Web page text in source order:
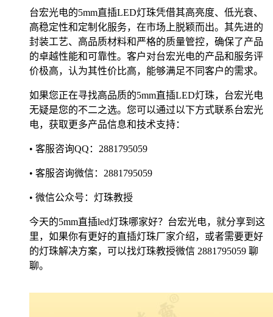
台宏光电的5mm直插LED灯珠凭借其高亮度、低光衰、
高稳定性和定制化服务，在市场上脱颖而出。其先进的
封装工艺、高品质材料和严格的质量管控，确保了产品
的卓越性能和可靠性。客户对台宏光电的产品和服务评
价极高，认为其性价比高，能够满足不同客户的需求。
如果您正在寻找高品质的5mm直插LED灯珠，台宏光电
无疑是您的不二之选。您可以通过以下方式联系台宏光
电，获取更多产品信息和技术支持：
• 客服咨询QQ：2881795059
• 客服咨询微信：2881795059
• 微信公众号：灯珠教授
今天的5mm直插led灯珠哪家好？台宏光电，就分享到这
里，如果你有更好的直插灯珠厂家介绍，或者需要更好
的灯珠解决方案，可以找灯珠教授微信 2881795059 聊
聊。